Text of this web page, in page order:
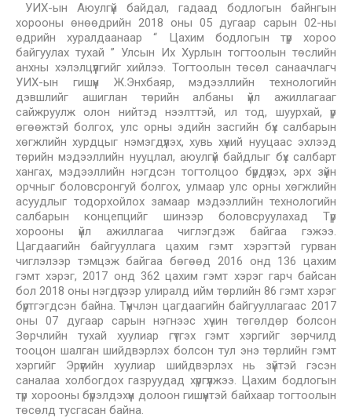
УИХ-ын Аюулгүй байдал, гадаад бодлогын байнгын
хорооны өнөөдрийн 2018 оны 05 дугаар сарын 02-ны
өдрийн хуралдаанаар “ Цахим бодлогын түр хороо
байгуулах тухай ” Улсын Их Хурлын тогтоолын төслийн
анхны хэлэлцүүлгийг хийлээ. Тогтоолын төсөл санаачлагч
УИХ-ын гишүүн Ж.Энхбаяр, мэдээллийн технологийн
дэвшлийг ашиглан төрийн албаны үйл ажиллагааг
сайжруулж олон нийтэд нээлттэй, ил тод, шуурхай, үр
өгөөжтэй болгох, улс орны эдийн засгийн бүх салбарын
хөгжлийн хурдцыг нэмэгдүүлэх, хувь хүний нууцаас эхлээд
төрийн мэдээллийн нууцлал, аюулгүй байдлыг бүх салбарт
хангах, мэдээллийн нэгдсэн тогтолцоо бүрдүүлэх, эрх зүйн
орчныг боловсронгуй болгох, улмаар улс орны хөгжлийн
асуудлыг тодорхойлох замаар мэдээллийн технологийн
салбарын концепцийг шинээр боловсруулахад Түр
хорооны үйл ажиллагаа чиглэгдэж байгаа гэжээ.
Цагдаагийн байгууллага цахим гэмт хэрэгтэй гурван
чиглэлээр тэмцэж байгаа бөгөөд 2016 онд 136 цахим
гэмт хэрэг, 2017 онд 362 цахим гэмт хэрэг гарч байсан
бол 2018 оны нэгдүгээр улиралд ийм төрлийн 86 гэмт хэрэг
бүртгэгдсэн байна. Түүнчлэн цагдаагийн байгууллагаас 2017
оны 07 дугаар сарын нэгнээс хүчин төгөлдөр болсон
Зөрчлийн тухай хуулиар гүтгэх гэмт хэргийг зөрчилд
тооцон шалган шийдвэрлэх болсон тул энэ төрлийн гэмт
хэргийг Эрүүгийн хуулиар шийдвэрлэх нь зүйтэй гэсэн
саналаа холбогдох газруудад хүргүүлжээ. Цахим бодлогын
түр хорооны бүрэлдэхүүн долоон гишүүнтэй байхаар тогтоолын
төсөлд тусгасан байна.